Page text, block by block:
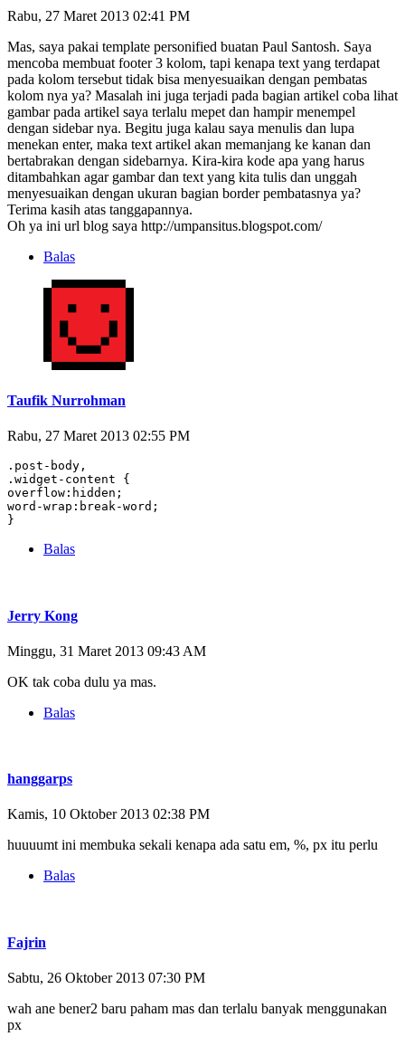
Rabu, 27 Maret 2013 02:41 PM
Mas, saya pakai template personified buatan Paul Santosh. Saya
mencoba membuat footer 3 kolom, tapi kenapa text yang terdapat
pada kolom tersebut tidak bisa menyesuaikan dengan pembatas
kolom nya ya? Masalah ini juga terjadi pada bagian artikel coba lihat
gambar pada artikel saya terlalu mepet dan hampir menempel
dengan sidebar nya. Begitu juga kalau saya menulis dan lupa
menekan enter, maka text artikel akan memanjang ke kanan dan
bertabrakan dengan sidebarnya. Kira-kira kode apa yang harus
ditambahkan agar gambar dan text yang kita tulis dan unggah
menyesuaikan dengan ukuran bagian border pembatasnya ya?
Terima kasih atas tanggapannya.
Oh ya ini url blog saya http://umpansitus.blogspot.com/
Balas
Taufik Nurrohman
Rabu, 27 Maret 2013 02:55 PM
.post-body,
.widget-content {
overflow:hidden;
word-wrap:break-word;
}
Balas
Jerry Kong
Minggu, 31 Maret 2013 09:43 AM
OK tak coba dulu ya mas.
Balas
hanggarps
Kamis, 10 Oktober 2013 02:38 PM
huuuumt ini membuka sekali kenapa ada satu em, %, px itu perlu
Balas
Fajrin
Sabtu, 26 Oktober 2013 07:30 PM
wah ane bener2 baru paham mas dan terlalu banyak menggunakan
px